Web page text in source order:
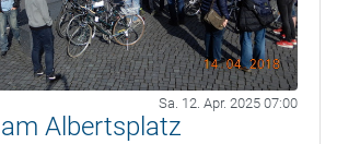
Sa. 12. Apr. 2025 07:00
Albertsplatz